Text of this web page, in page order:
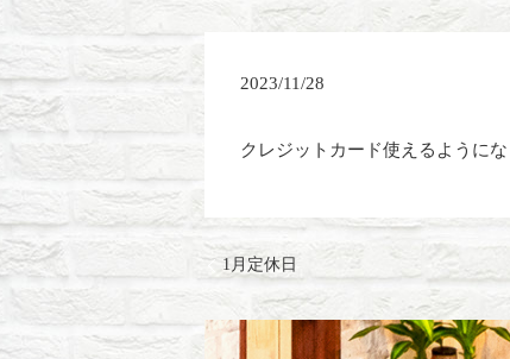
2023/11/28
クレジットカード使えるようにな
1月定休日